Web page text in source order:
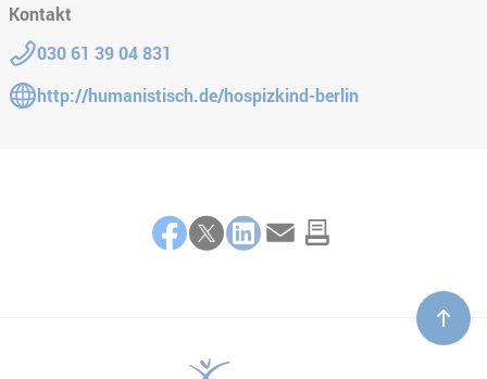
Kontakt
Telefon:
030 61 39 04 831
Gehe zur Website:
http://humanistisch.de/hospizkind-berlin